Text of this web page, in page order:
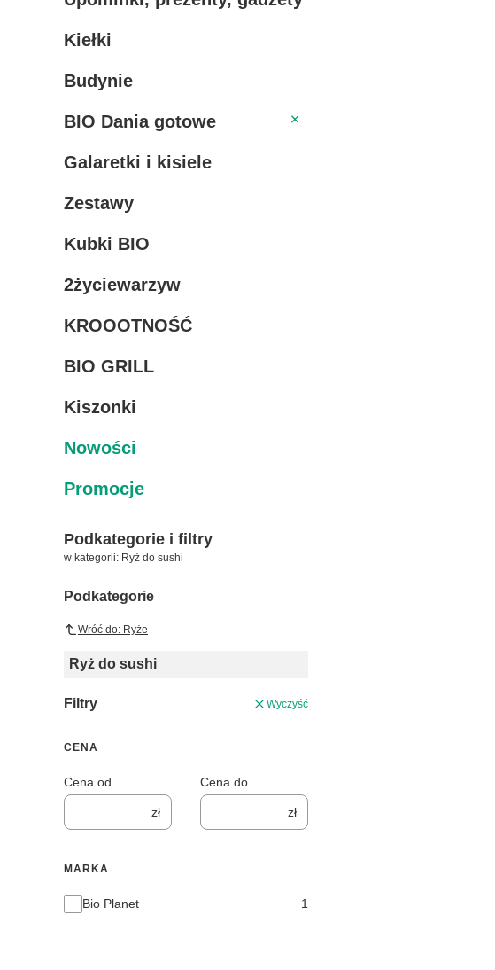
Kiełki
Budynie
BIO Dania gotowe BIO Dania gotowe
Galaretki i kisiele
Zestawy
Kubki BIO
2życiewarzyw
KROOOTNOŚĆ
BIO GRILL
Kiszonki
Nowości
Promocje
Podkategorie i filtry
w kategorii: Ryż do sushi
Podkategorie
Wróć do: Ryże
Ryż do sushi
Filtry Wyczyść
CENA
Cena od
zł
Cena do
zł
MARKA
MarkaBio Planet 1